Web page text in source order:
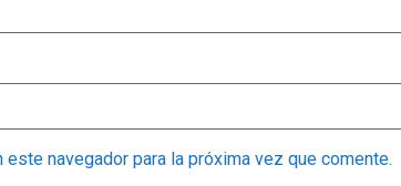
navegador para la próxima vez que comente.